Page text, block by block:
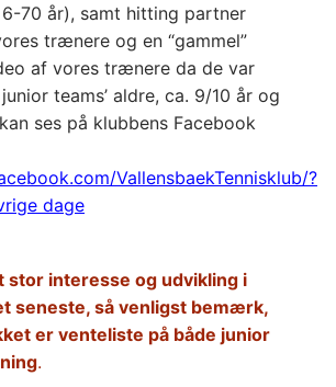
70 år), samt hitting partner
trænere og en “gammel”
af vores trænere da de var
teams’ aldre, ca. 9/10 år og
ses på klubbens Facebook
VallensbaekTennisklub/?
dage
stor interesse og udvikling i
seneste, så venligst bemærk,
er venteliste på både junior
.